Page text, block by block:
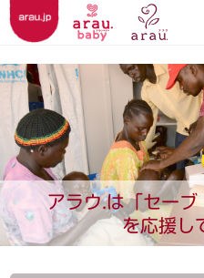
アラウ.は「セーブ
を応援し